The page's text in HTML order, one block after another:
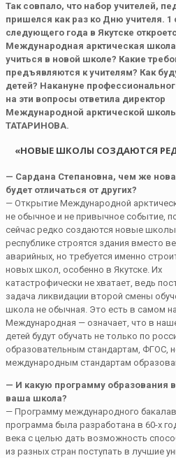
Так совпало, что набор учителей,
пришелся как раз ко Дню учителя. 1
следующего года в Якутске
Международная арктическая
учиться в новой школе? Какие
предъявляются к учителям? Как
детей? Накануне
на эти вопросы ответила директор
Международной арктической
ТАТАРИНОВА.
«НОВЫЕ ШКОЛЫ СОЗДАЮТСЯ
— Сардана Степановна, чем же
будет отличаться от других?
— Открытие Международной
не обычное и не привычное событие,
сейчас редко создаются новые
республике строятся здания вместо
аварийных, но требуется именно
новых школ, особенно в Якутске. Их
катастрофически не хватает, ведь
задача ликвидации второй смены
школа не обычная. Это есть в самом
Международная — означает, что в
детей будут обучать не только по
образовательным стандартам, ФГОС,
международным стандартам
— И какую программу образования
ваша школа?
— Программу международного
программа была разработана в 60-х
века с целью дать возможность
из разных стран поступать в лучшие